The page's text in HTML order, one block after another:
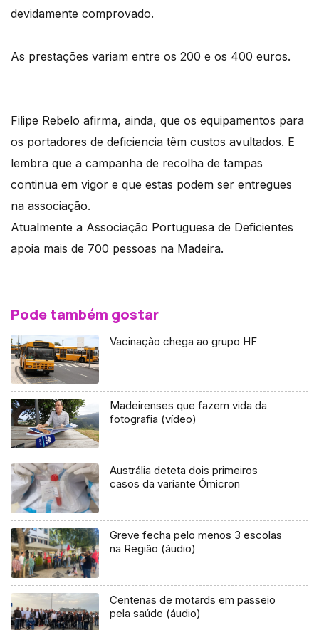
devidamente comprovado.
As prestações variam entre os 200 e os 400 euros.
Filipe Rebelo afirma, ainda, que os equipamentos para
os portadores de deficiencia têm custos avultados. E
lembra que a campanha de recolha de tampas
continua em vigor e que estas podem ser entregues
na associação.
Atualmente a Associação Portuguesa de Deficientes
apoia mais de 700 pessoas na Madeira.
Pode também gostar
Vacinação chega ao grupo HF
Madeirenses que fazem vida da
fotografia (vídeo)
Austrália deteta dois primeiros
casos da variante Ómicron
Greve fecha pelo menos 3 escolas
na Região (áudio)
Centenas de motards em passeio
pela saúde (áudio)